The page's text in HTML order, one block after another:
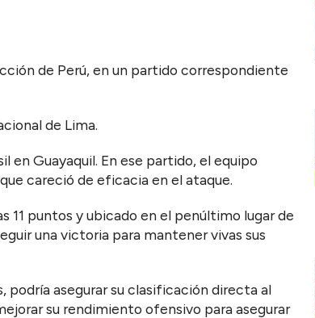
de Perú, en un partido correspondiente
de Lima.
Guayaquil. En ese partido, el equipo
careció de eficacia en el ataque.
11 puntos y ubicado en el penúltimo lugar de
una victoria para mantener vivas sus
asegurar su clasificación directa al
su rendimiento ofensivo para asegurar